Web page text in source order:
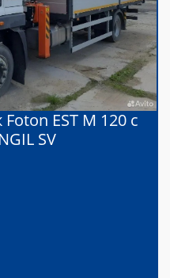
EST M 120 с
SV